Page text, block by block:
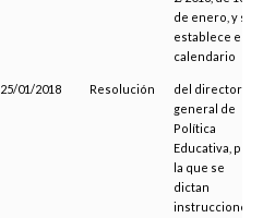
de enero, y se
establece el
calendario
25/01/2018 Resolución
del director
general de
Política
Educativa, por
la que se
dictan
instrucciones